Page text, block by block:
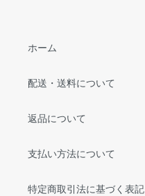
ホーム
配送・送料について
返品について
支払い方法について
特定商取引法に基づく表記